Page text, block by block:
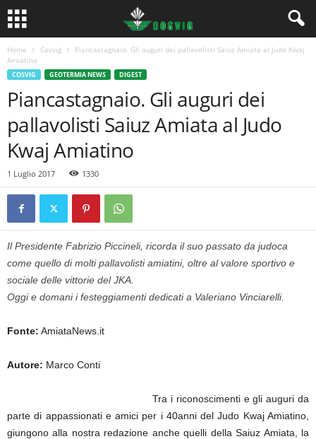
Home Cosvig
Piancastagnaio. Gli auguri dei pallavolisti Saiuz Amiata al Judo Kwaj
Amiatino
COSVIG GEOTERMIA NEWS DIGEST
Piancastagnaio. Gli auguri dei
pallavolisti Saiuz Amiata al Judo
Kwaj Amiatino
1 Luglio 2017 1330
Il Presidente Fabrizio Piccineli, ricorda il suo passato da judoca
come quello di molti pallavolisti amiatini, oltre al valore sportivo e
sociale delle vittorie del JKA.
Oggi e domani i festeggiamenti dedicati a Valeriano Vinciarelli.
Fonte: AmiataNews.it
Autore: Marco Conti
Tra i riconoscimenti e gli auguri da
parte di appassionati e amici per i 40anni del Judo Kwaj Amiatino,
giungono alla nostra redazione anche quelli della Saiuz Amiata, la